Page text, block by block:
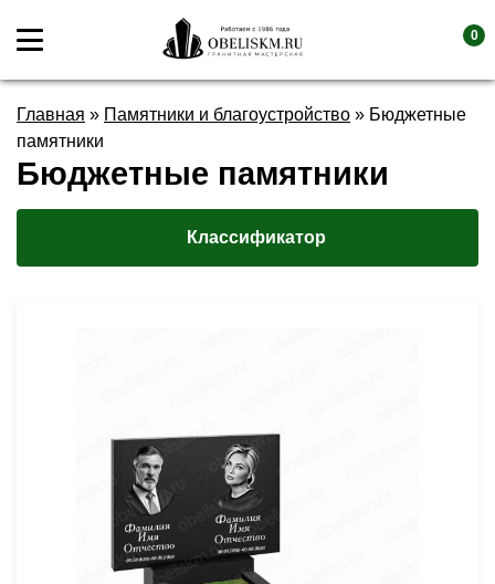
0
Главная » Памятники и благоустройство » Бюджетные
памятники
Бюджетные памятники
Классификатор